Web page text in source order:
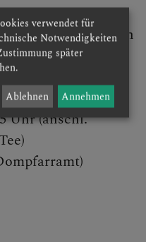
Austausch
Feiertage)
Uhr (anschl.
verwendet für
Notwendigkeiten
später
Ablehnen Annehmen